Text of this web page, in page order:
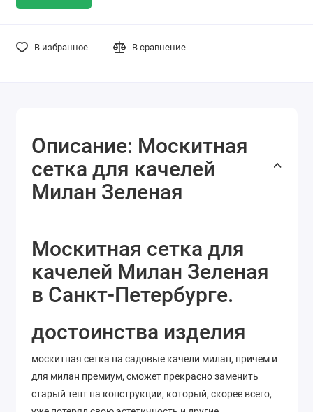
В избранное В сравнение
Описание: Москитная
сетка для качелей
Милан Зеленая
Москитная сетка для
качелей Милан Зеленая
в Санкт-Петербурге.
достоинства изделия
москитная сетка на садовые качели милан, причем и
для милан премиум, сможет прекрасно заменить
старый тент на конструкции, который, скорее всего,